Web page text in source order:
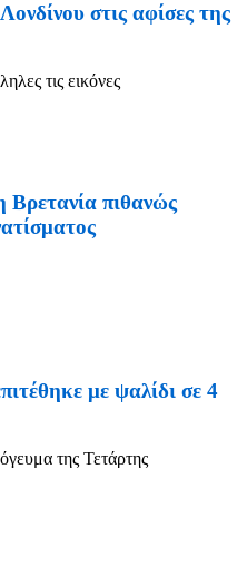
στις αφίσες της
τις εικόνες
πιθανώς
με ψαλίδι σε 4
της Τετάρτης